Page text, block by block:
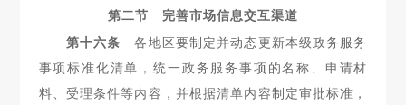
第二节 完善市场信息交互渠道
第十六条 各地区要制定并动态更新本级政务服务
事项标准化清单，统一政务服务事项的名称、申请材
料、受理条件等内容，并根据清单内容制定审批标准，